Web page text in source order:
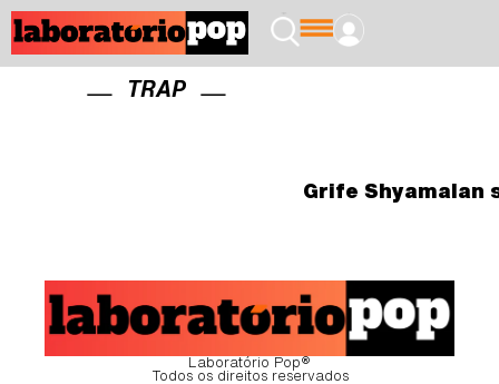
TRAP
Grife Shyamalan
Laboratório Pop®
Todos os direitos reservados